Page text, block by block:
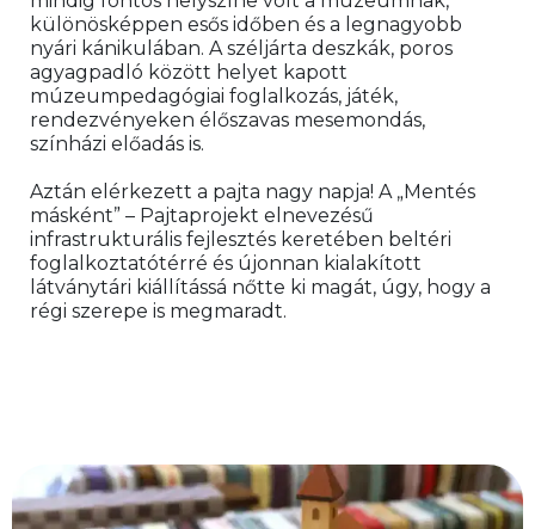
különösképpen esős időben és a legnagyobb
nyári kánikulában. A széljárta deszkák, poros
agyagpadló között helyet kapott
múzeumpedagógiai foglalkozás, játék,
rendezvényeken élőszavas mesemondás,
színházi előadás is.
Aztán elérkezett a pajta nagy napja! A „Mentés
másként” – Pajtaprojekt elnevezésű
infrastrukturális fejlesztés keretében beltéri
foglalkoztatótérré és újonnan kialakított
látványtári kiállítássá nőtte ki magát, úgy, hogy a
régi szerepe is megmaradt.